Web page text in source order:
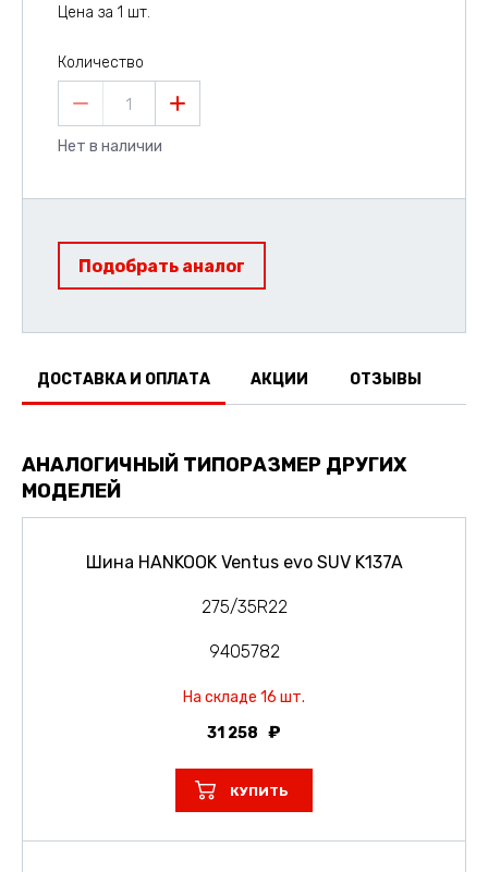
Цена за 1 шт.
Количество
1
Нет в наличии
Подобрать аналог
ДОСТАВКА И ОПЛАТА АКЦИИ ОТЗЫВЫ
АНАЛОГИЧНЫЙ ТИПОРАЗМЕР ДРУГИХ
МОДЕЛЕЙ
Шина HANKOOK Ventus evo SUV K137A
275/35R22
9405782
На складе 16 шт.
31 258
КУПИТЬ